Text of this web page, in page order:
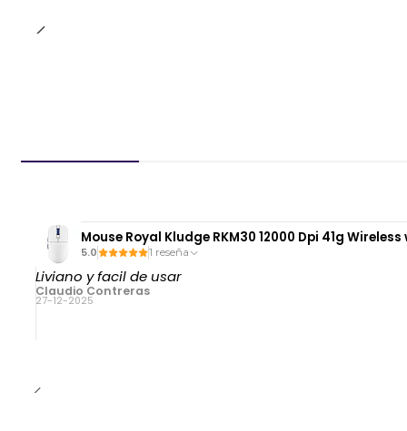
Mouse Royal Kludge RKM30 12000 Dpi 41g
5.0 1 reseña
Liviano y facil de usar
Claudio Contreras
27-12-2025